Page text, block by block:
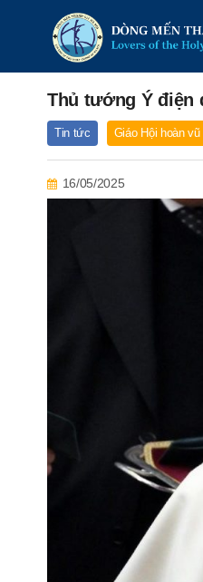
Thủ tướng Ý điện
Tin tức Giáo Hội hoàn vũ
16/05/2025